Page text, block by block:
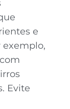
e
exemplo,
Evite